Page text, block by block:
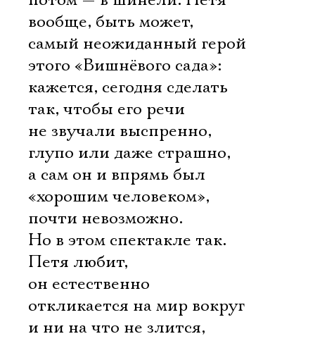
вообще, быть может,
самый неожиданный герой
этого «Вишнёвого сада»:
кажется, сегодня сделать
так, чтобы его речи
не звучали выспренно,
глупо или даже страшно,
а сам он и впрямь был
«хорошим человеком»,
почти невозможно.
Но в этом спектакле так.
Петя любит,
он естественно
откликается на мир вокруг
и ни на что не злится,